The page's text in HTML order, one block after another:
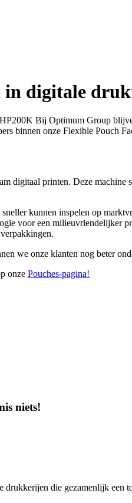
digitale
Bij Optimum Group
binnen onze Flexible Pouch
digitaal printen. Deze
kunnen inspelen op
voor een milieuvriendelijker
we onze klanten nog beter
onze Pouches-pagina!
niets!
die gezamenlijk een